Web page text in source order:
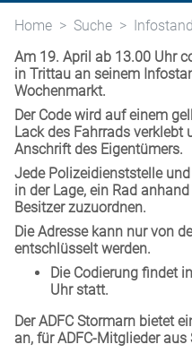
Home Suche
Am 19. April ab 13.00 Uhr
in Trittau an seinem
Wochenmarkt.
Der Code wird auf einem
Lack des Fahrrads verklebt
Anschrift des Eigentümers.
Jede Polizeidienststelle
in der Lage, ein Rad
Besitzer zuzuordnen.
Die Adresse kann nur von
entschlüsselt werden.
Die Codierung findet
Uhr statt.
Der ADFC Stormarn bietet
an, für ADFC-Mitglieder